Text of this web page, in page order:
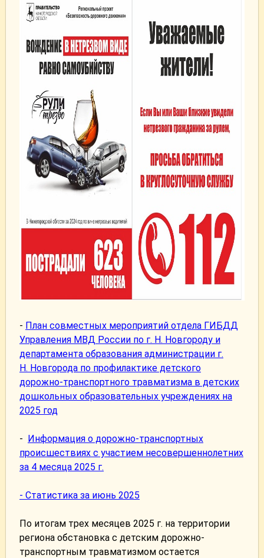
- План совместных мероприятий отдела ГИБДД
Управления МВД России по г. Н. Новгороду и
департамента образования администрации г.
Н. Новгорода по профилактике детского
дорожно-транспортного травматизма в детских
дошкольных образовательных учреждениях на
2025 год
- Информация о дорожно-транспортных
происшествиях с участием несовершеннолетних
за 4 месяца 2025 г.
- Статистика за июнь 2025
По итогам трех месяцев 2025 г. на территории
региона обстановка с детским дорожно-
транспортным травматизмом остается